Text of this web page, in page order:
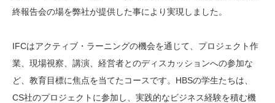
終報告会の場を弊社が提供した事により実現しました。
IFCはアクティブ・ラーニングの機会を通じて、プロジェクト作
業、現場視察、講演、経営者とのディスカッションへの参加な
ど、教育目標に焦点を当てたコースです。HBSの学生たちは、
CS社のプロジェクトに参加し、実践的なビジネス経験を積む機